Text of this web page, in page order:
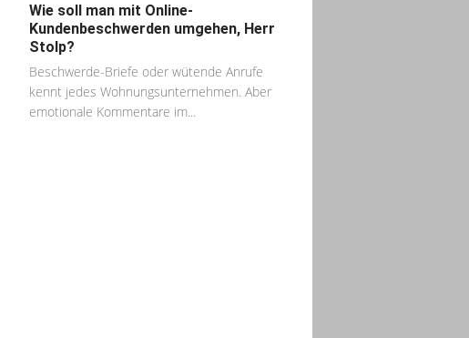
Wie soll man mit Online-
Kundenbeschwerden umgehen, Herr
Stolp?
Beschwerde-Briefe oder wütende Anrufe
kennt jedes Wohnungsunternehmen. Aber
emotionale Kommentare im...